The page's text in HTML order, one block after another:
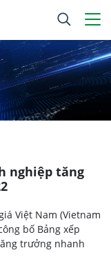
nghiệp tăng
Việt Nam (Vietnam
bố Bảng xếp
trưởng nhanh